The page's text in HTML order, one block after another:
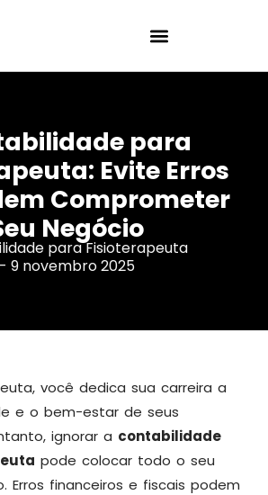
para
Evite Erros
Comprometer
Negócio
para Fisioterapeuta
- 9 novembro 2025
você dedica sua carreira a
e o bem-estar de seus
ignorar a contabilidade
pode colocar todo o seu
Erros financeiros e fiscais podem